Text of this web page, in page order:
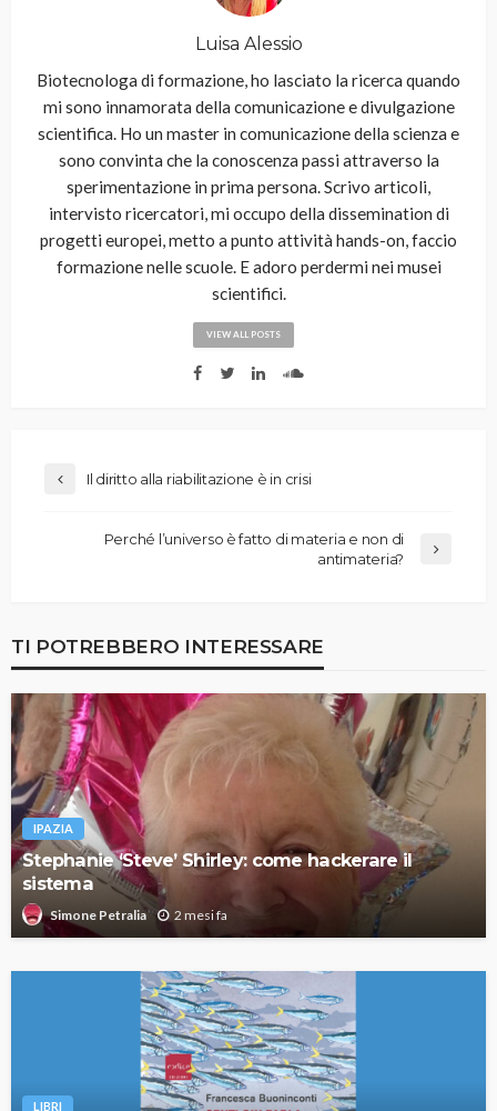
Luisa Alessio
Biotecnologa di formazione, ho lasciato la ricerca quando
mi sono innamorata della comunicazione e divulgazione
scientifica. Ho un master in comunicazione della scienza e
sono convinta che la conoscenza passi attraverso la
sperimentazione in prima persona. Scrivo articoli,
intervisto ricercatori, mi occupo della dissemination di
progetti europei, metto a punto attività hands-on, faccio
formazione nelle scuole. E adoro perdermi nei musei
scientifici.
VIEW ALL POSTS
Il diritto alla riabilitazione è in crisi
Perché l’universo è fatto di materia e non di
antimateria?
TI POTREBBERO INTERESSARE
IPAZIA
Stephanie ‘Steve’ Shirley: come hackerare il
sistema
Simone Petralia 2 mesi fa
LIBRI